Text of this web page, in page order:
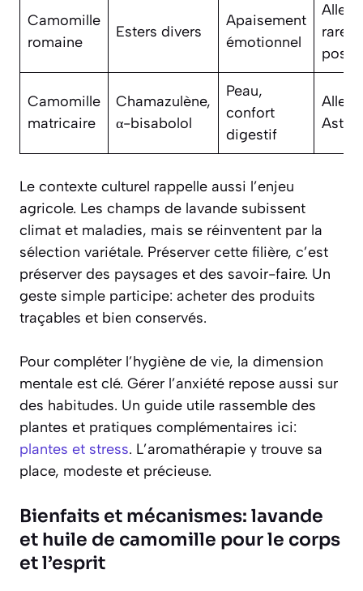
Camomille
romaine
Esters divers
Apaisement
émotionnel
rares
Camomille
matricaire
Chamazulène,
α-bisabolol
Peau,
confort
digestif
Le contexte culturel rappelle aussi l’enjeu
agricole. Les champs de lavande subissent
climat et maladies, mais se réinventent par la
sélection variétale. Préserver cette filière, c’est
préserver des paysages et des savoir-faire. Un
geste simple participe: acheter des produits
traçables et bien conservés.
Pour compléter l’hygiène de vie, la dimension
mentale est clé. Gérer l’anxiété repose aussi sur
des habitudes. Un guide utile rassemble des
plantes et pratiques complémentaires ici:
plantes et stress. L’aromathérapie y trouve sa
place, modeste et précieuse.
Bienfaits et mécanismes: lavande
et huile de camomille pour le corps
et l’esprit